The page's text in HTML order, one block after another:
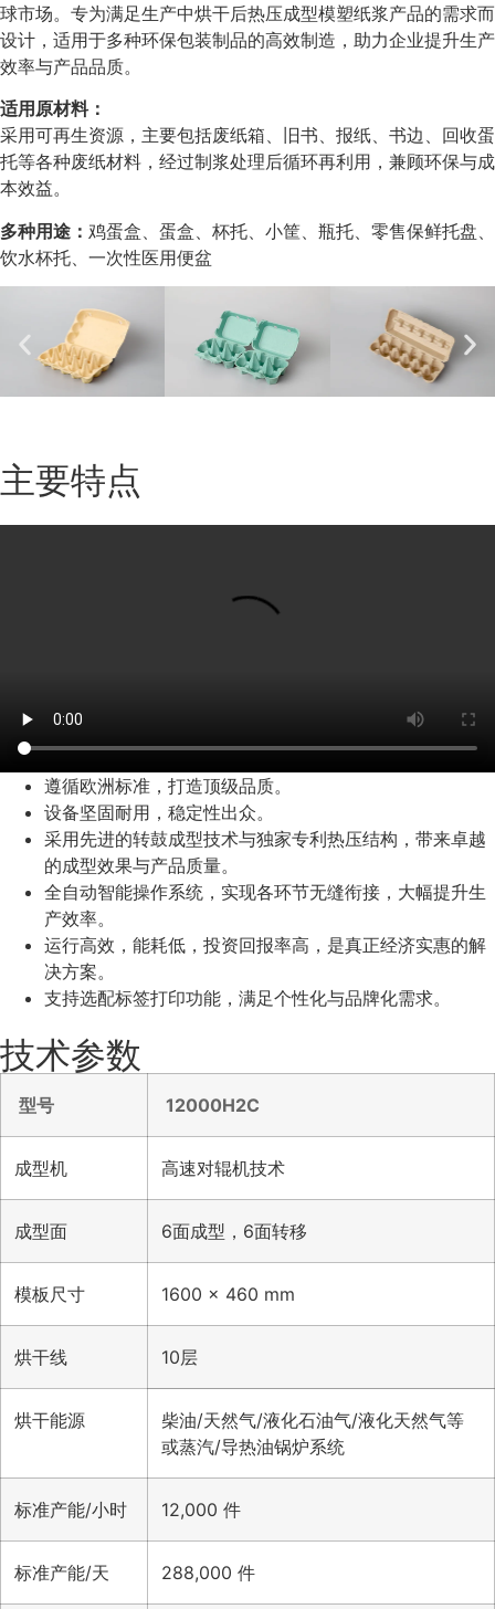
球市场。专为满足生产中烘干后热压成型模塑纸浆产品的需求而
设计，适用于多种环保包装制品的高效制造，助力企业提升生产
效率与产品品质。
适用原材料：
采用可再生资源，主要包括废纸箱、旧书、报纸、书边、回收蛋
托等各种废纸材料，经过制浆处理后循环再利用，兼顾环保与成
本效益。
多种用途： 鸡蛋盒、蛋盒、杯托、小筐、瓶托、零售保鲜托盘、
饮水杯托、一次性医用便盆
主要特点
遵循欧洲标准，打造顶级品质。
设备坚固耐用，稳定性出众。
采用先进的转鼓成型技术与独家专利热压结构，带来卓越
的成型效果与产品质量。
全自动智能操作系统，实现各环节无缝衔接，大幅提升生
产效率。
运行高效，能耗低，投资回报率高，是真正经济实惠的解
决方案。
支持选配标签打印功能，满足个性化与品牌化需求。
技术参数
型号 12000H2C
成型机 高速对辊机技术
成型面 6面成型，6面转移
模板尺寸 1600 × 460 mm
烘干线 10层
烘干能源
柴油/天然气/液化石油气/液化天然气等
或蒸汽/导热油锅炉系统
标准产能/小时 12,000 件
标准产能/天 288,000 件